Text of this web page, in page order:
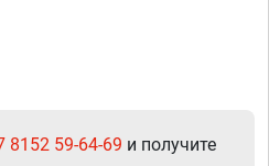
8152 59-64-69 и получите